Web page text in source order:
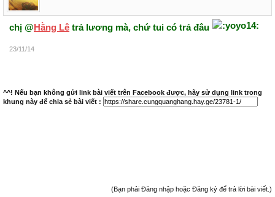
chị @Hằng Lê trả lương mà, chứ tui có trả đâu
23/11/14
^^! Nếu bạn không gửi link bài viết trên Facebook được, hãy sử dụng link trong
khung này để chia sẻ bài viết :
(Bạn phải Đăng nhập hoặc Đăng ký để trả lời bài viết.)